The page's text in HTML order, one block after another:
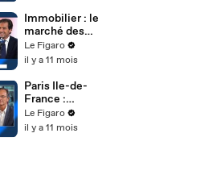
Immobilier : le
marché des
châteaux en
plein
Le Figaro
il y a 11 mois
Paris Ile-de-
France :
comment
réussir son
Le Figaro
il y a 11 mois